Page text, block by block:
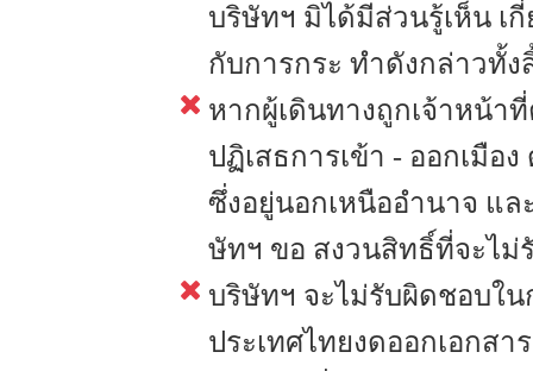
บริษัทฯ มิได้มีส่วนรู้เห็น เ
กับการกระ ทำดังกล่าวทั้ง
หากผู้เดินทางถูกเจ้าหน้า
ปฏิเสธการเข้า - ออกเมือ
ซึ่งอยู่นอกเหนืออำนาจ แ
ษัทฯ ขอ สงวนสิทธิ์ที่จะไม่
บริษัทฯ จะไม่รับผิดชอบใ
ประเทศไทยงดออกเอกส